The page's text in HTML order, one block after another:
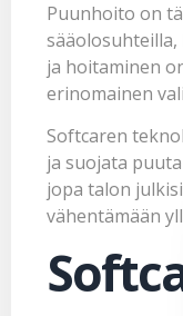
Puunhoito on
ja hoitaminen
erinomainen
Softcaren
ja suojata
jopa talon
vähentämään